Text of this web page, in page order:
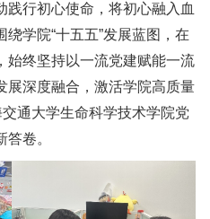
行初心使命，将初心融入血
学院“十五五”发展蓝图，在
始终坚持以一流党建赋能一流
展深度融合，激活学院高质量
通大学生命科学技术学院党
卷。